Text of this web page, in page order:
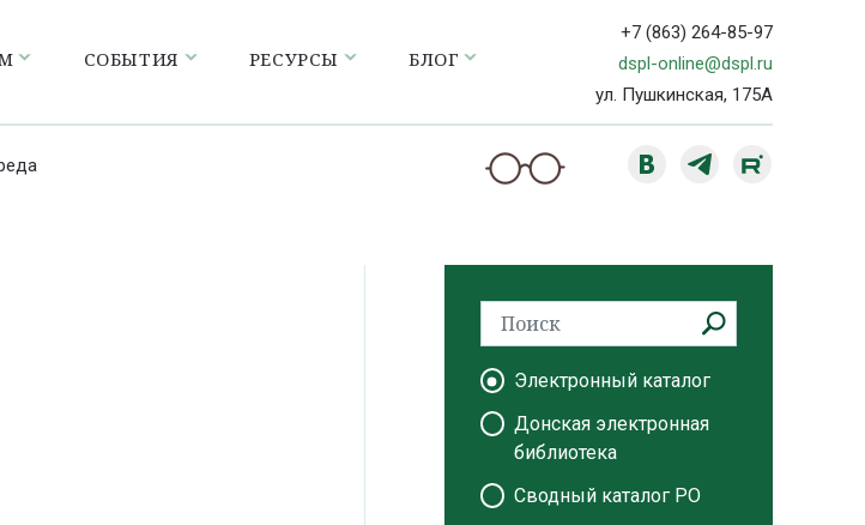
СОБЫТИЯ РЕСУРСЫ БЛОГ
+7 (863) 264-85-97
dspl-online@dspl.ru
ул. Пушкинская, 175А
Электронный каталог
Донская электронная
библиотека
Сводный каталог РО